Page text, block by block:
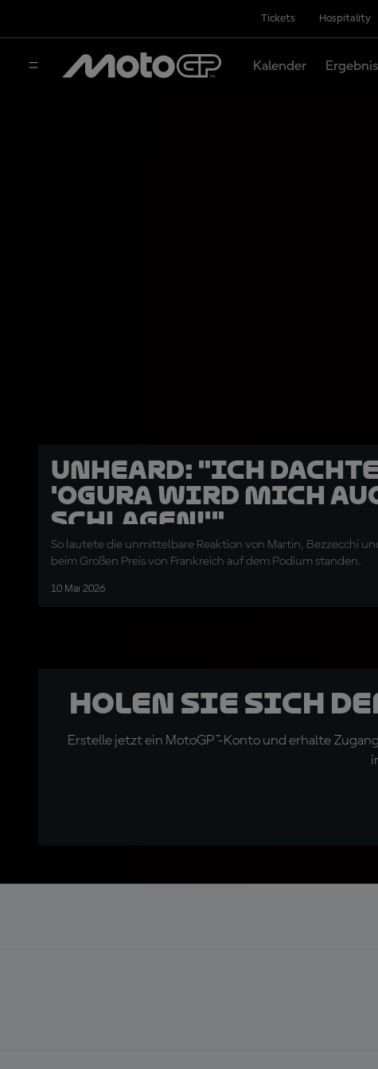
Tickets Hospitality
Kalender
UNHEARD: "Ich
'Ogura wird mich
schlagen!'"
So lautete die unmittelbare Reaktion von Martin, Bezzecchi
beim Großen Preis von Frankreich auf dem Podium standen.
10 Mai 2026
Holen Sie sich
Erstelle jetzt ein MotoGP™-Konto und erhalte